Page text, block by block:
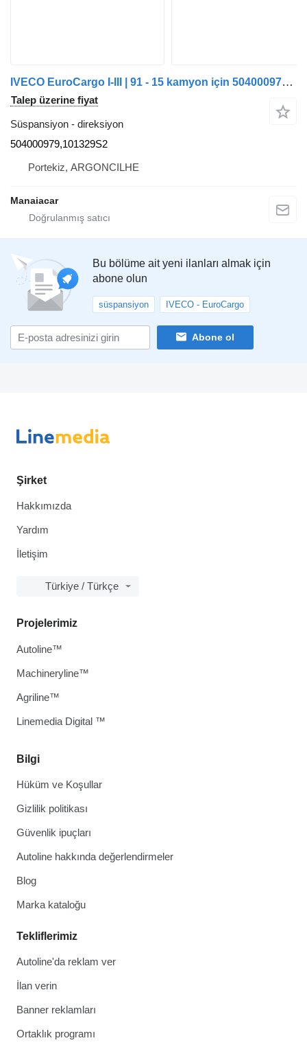
IVECO EuroCargo I-III | 91 - 15 kamyon için 504000979 direksiyon
Talep üzerine fiyat
Süspansiyon - direksiyon
504000979,101329S2
Portekiz, ARGONCILHE
Manaiacar
Bu bölüme ait yeni ilanları almak için
abone olun
süspansiyon IVECO - EuroCargo
Abone ol
Şirket
Hakkımızda
Yardım
İletişim
Türkiye / Türkçe
Bilgi
Hüküm ve Koşullar
Gizlilik politikası
Güvenlik ipuçları
Autoline hakkında değerlendirmeler
Blog
Marka kataloğu
Tekliflerimiz
Autoline'da reklam ver
İlan verin
Banner reklamları
Ortaklık programı
Projelerimiz
Autoline™
Machineryline™
Agriline™
Linemedia Digital ™